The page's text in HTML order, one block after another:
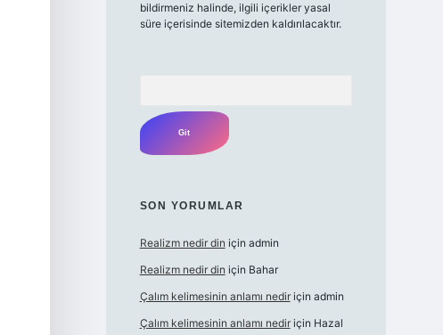
bildirmeniz halinde, ilgili içerikler yasal
süre içerisinde sitemizden kaldırılacaktır.
SON YORUMLAR
Realizm nedir din için admin
Realizm nedir din için Bahar
Çalım kelimesinin anlamı nediriçin admin
Çalım kelimesinin anlamı nediriçin Hazal